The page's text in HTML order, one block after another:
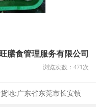
膳食管理服务有限公司
浏览次数： 471 次
地:广东省东莞市长安镇